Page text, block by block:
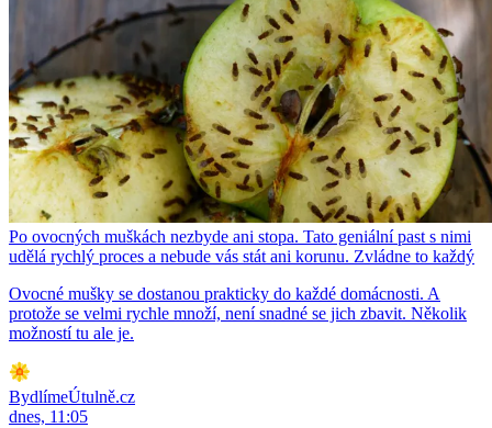
Po ovocných muškách nezbyde ani stopa. Tato geniální past s nimi
udělá rychlý proces a nebude vás stát ani korunu. Zvládne to každý
Ovocné mušky se dostanou prakticky do každé domácnosti. A
protože se velmi rychle množí, není snadné se jich zbavit. Několik
možností tu ale je.
BydlímeÚtulně.cz
dnes, 11:05